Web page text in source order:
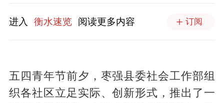
进入 衡水速览 阅读更多内容 订阅
五四青年节前夕，枣强县委社会工作部组
织各社区立足实际、创新形式，推出了一